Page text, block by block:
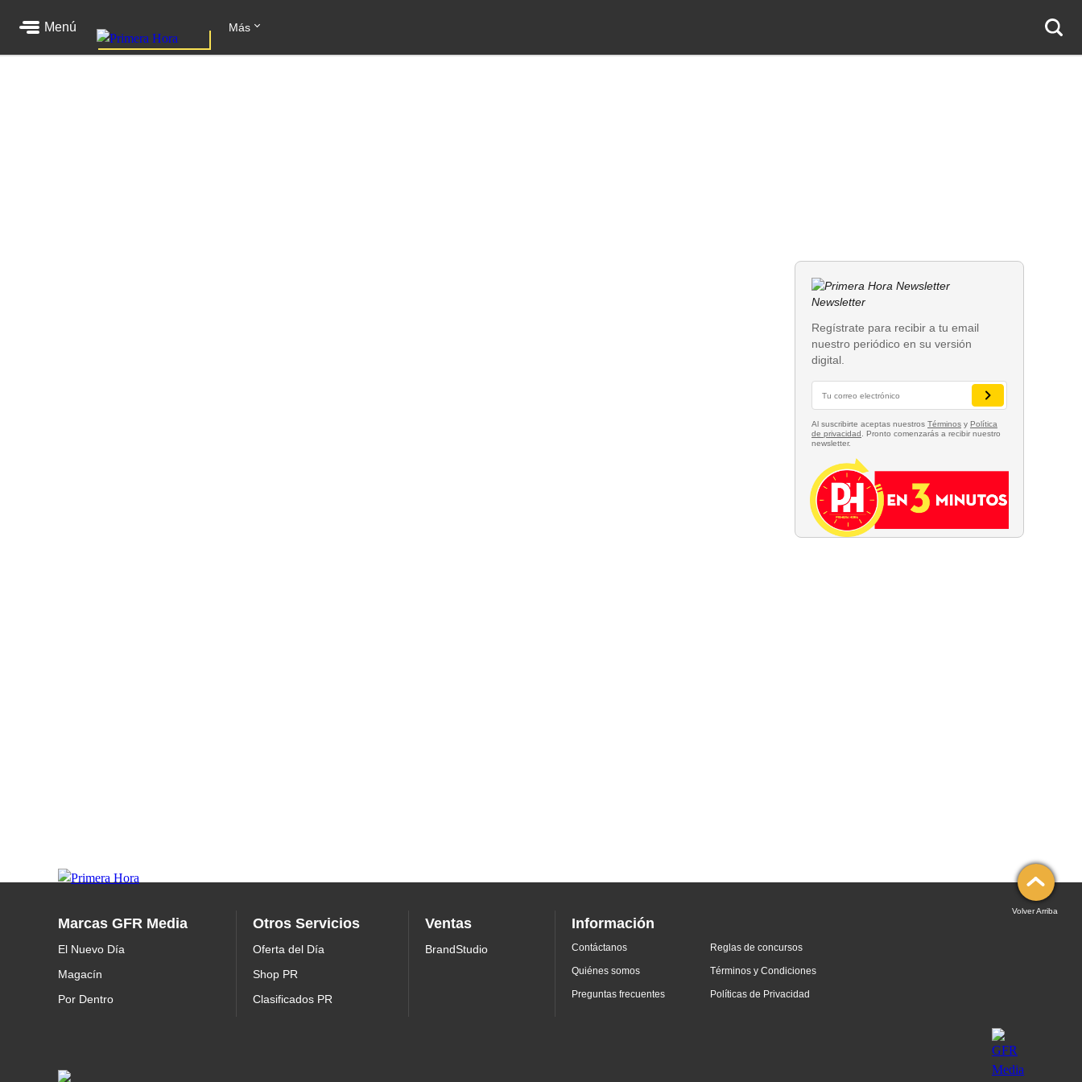
Menú Más
Newsletter
Regístrate para recibir a tu email
nuestro periódico en su versión
digital.
Al suscribirte aceptas nuestros Términos y Política
de privacidad . Pronto comenzarás a recibir nuestro
newsletter.
Volver Arriba
Marcas GFR Media
El Nuevo Día
Magacín
Por Dentro
Otros Servicios
Oferta del Día
Shop PR
Clasificados PR
Ventas
BrandStudio
Información
Contáctanos
Quiénes somos
Preguntas frecuentes
Reglas de concursos
Términos y Condiciones
Políticas de Privacidad